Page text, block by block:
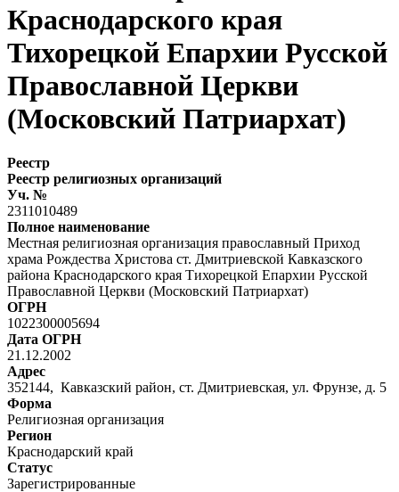
Краснодарского края
Тихорецкой Епархии Русской
Православной Церкви
(Московский Патриархат)
Реестр
Реестр религиозных организаций
Уч. №
2311010489
Полное наименование
Местная религиозная организация православный Приход
храма Рождества Христова ст. Дмитриевской Кавказского
района Краснодарского края Тихорецкой Епархии Русской
Православной Церкви (Московский Патриархат)
ОГРН
1022300005694
Дата ОГРН
21.12.2002
Адрес
352144, Кавказский район, ст. Дмитриевская, ул. Фрунзе, д. 5
Форма
Религиозная организация
Регион
Краснодарский край
Статус
Зарегистрированные